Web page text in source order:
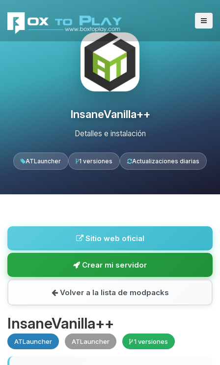
InsaneVanilla++
Detalles e instalación
ATLauncher 1 versiones Actualizaciones diarias
Sitio web oficial
Crear mi servidor
Volver a la lista de modpacks
InsaneVanilla++
ATLauncher ATLauncher 1 versiones